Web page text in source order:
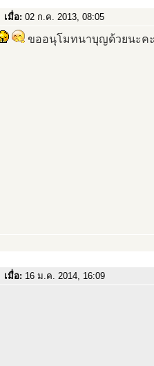
เมื่อ: 02 ก.ค. 2013, 08:05
ขออนุโมทนาบุญด้วยนะค
เมื่อ: 16 ม.ค. 2014, 16:09